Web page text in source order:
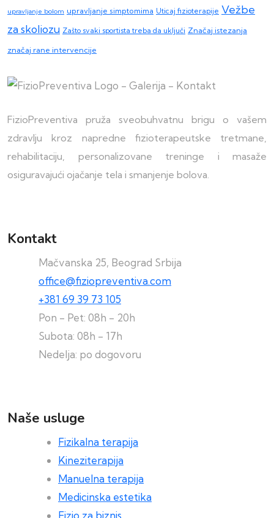
upravljanje bolom upravljanje simptomima Uticaj fizioterapije Vežbe
za skoliozu Zašto svaki sportista treba da uključi Značaj istezanja
značaj rane intervencije
FizioPreventiva pruža sveobuhvatnu brigu o vašem
zdravlju kroz napredne fizioterapeutske tretmane,
rehabilitaciju, personalizovane treninge i masaže
osiguravajući ojačanje tela i smanjenje bolova.
Kontakt
Mačvanska 25, Beograd Srbija
office@fiziopreventiva.com
+381 69 39 73 105
Pon - Pet: 08h - 20h
Subota: 08h - 17h
Nedelja: po dogovoru
Naše usluge
Fizikalna terapija
Kineziterapija
Manuelna terapija
Medicinska estetika
Fizio za biznis